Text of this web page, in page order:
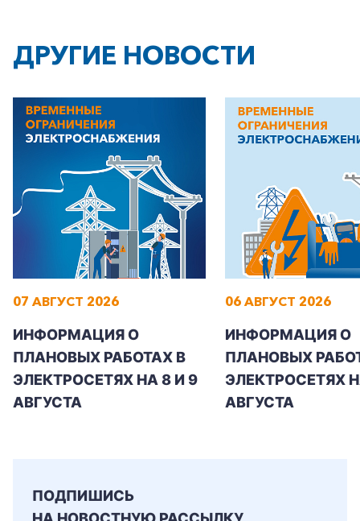
ДРУГИЕ НОВОСТИ
07 АВГУСТ 2026
ИНФОРМАЦИЯ О
ПЛАНОВЫХ РАБОТАХ В
ЭЛЕКТРОСЕТЯХ НА 8 И 9
АВГУСТА
06 АВГУСТ 2026
ИНФОРМАЦИЯ О
ПЛАНОВЫХ
ЭЛЕКТРОСЕТЯХ
АВГУСТА
ПОДПИШИСЬ